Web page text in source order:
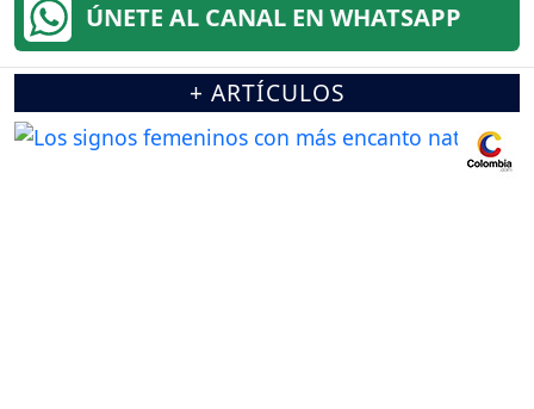
ÚNETE AL CANAL EN WHATSAPP
+ ARTÍCULOS